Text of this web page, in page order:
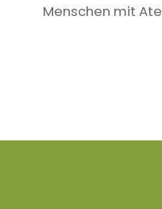
Menschen mit